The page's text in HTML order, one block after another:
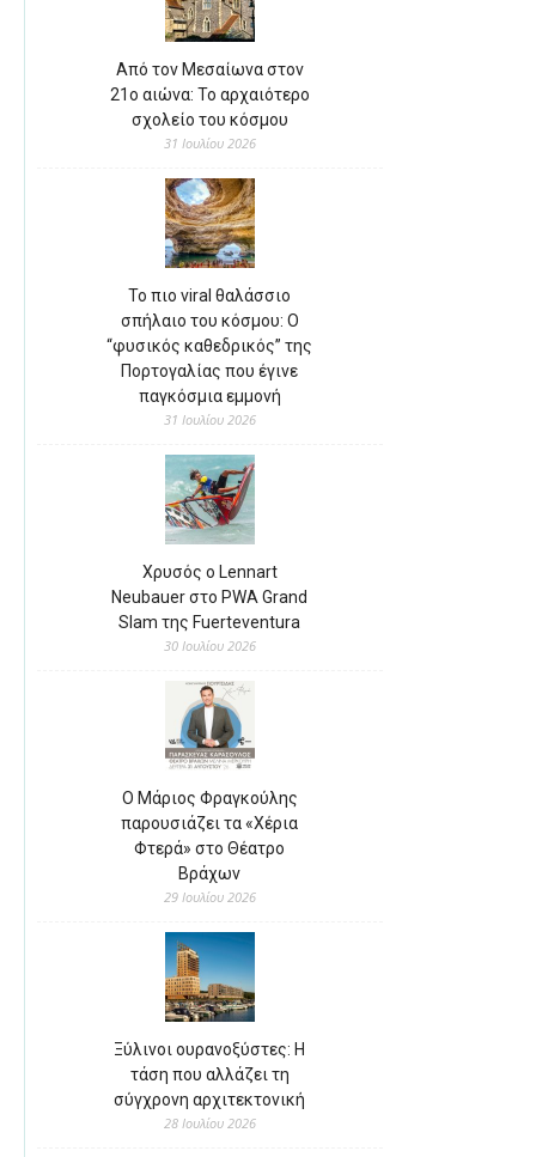
Από τον Μεσαίωνα στον
21ο αιώνα: Το αρχαιότερο
σχολείο του κόσμου
31 Ιουλίου 2026
Το πιο viral θαλάσσιο
σπήλαιο του κόσμου: Ο
“φυσικός καθεδρικός” της
Πορτογαλίας που έγινε
παγκόσμια εμμονή
31 Ιουλίου 2026
Χρυσός ο Lennart
Neubauer στο PWA Grand
Slam της Fuerteventura
30 Ιουλίου 2026
Ο Μάριος Φραγκούλης
παρουσιάζει τα «Χέρια
Φτερά» στο Θέατρο
Βράχων
29 Ιουλίου 2026
Ξύλινοι ουρανοξύστες: Η
τάση που αλλάζει τη
σύγχρονη αρχιτεκτονική
28 Ιουλίου 2026